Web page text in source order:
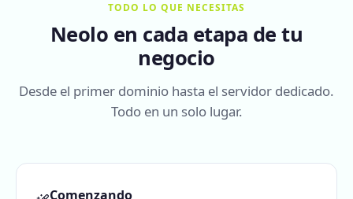
TODO LO QUE NECESITAS
Neolo en cada etapa de tu
negocio
Desde el primer dominio hasta el servidor dedicado.
Todo en un solo lugar.
Comenzando